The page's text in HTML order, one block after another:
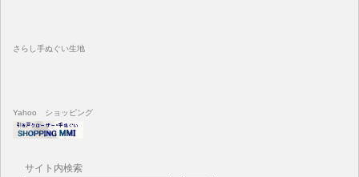
さらし手ぬぐい生地
Yahoo ショッピング
サイト内検索